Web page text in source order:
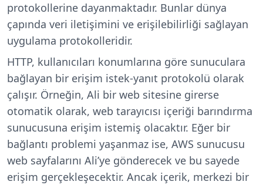
protokollerine dayanmaktadır. Bunlar dünya
çapında veri iletişimini ve erişilebilirliği sağlayan
uygulama protokolleridir.
HTTP, kullanıcıları konumlarına göre sunuculara
bağlayan bir erişim istek-yanıt protokolü olarak
çalışır. Örneğin, Ali bir web sitesine girerse
otomatik olarak, web tarayıcısı içeriği barındırma
sunucusuna erişim istemiş olacaktır. Eğer bir
bağlantı problemi yaşanmaz ise, AWS sunucusu
web sayfalarını Ali’ye gönderecek ve bu sayede
erişim gerçekleşecektir. Ancak içerik, merkezi bir